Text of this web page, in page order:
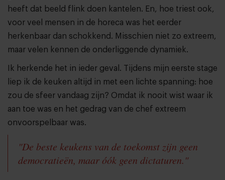
heeft dat beeld flink doen kantelen. En, hoe triest ook,
voor veel mensen in de horeca was het eerder
herkenbaar dan schokkend. Misschien niet zo extreem,
maar velen kennen de onderliggende dynamiek.
Ik herkende het in ieder geval. Tijdens mijn eerste stage
liep ik de keuken altijd in met een lichte spanning: hoe
zou de sfeer vandaag zijn? Omdat ik nooit wist waar ik
aan toe was en het gedrag van de chef extreem
onvoorspelbaar was.
"De beste keukens van de toekomst zijn geen
democratieën, maar óók geen dictaturen."